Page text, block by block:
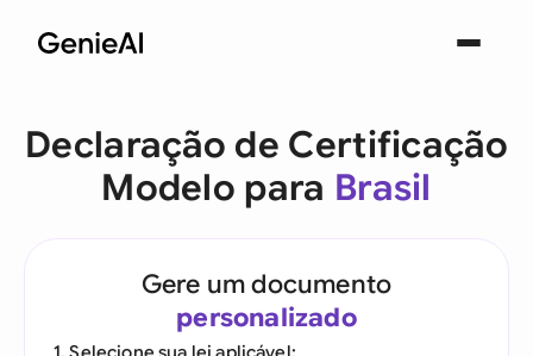
Declaração de Certificação
Modelo para Brasil
Gere um documento
personalizado